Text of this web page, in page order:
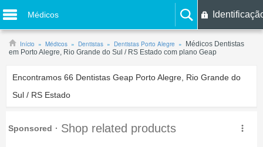
Médicos
Início Médicos Dentistas Dentistas Porto Alegre
Médicos Dentistas
em Porto Alegre, Rio Grande do Sul / RS Estado com plano Geap
Encontramos 66 Dentistas Geap Porto Alegre, Rio Grande do
Sul / RS Estado